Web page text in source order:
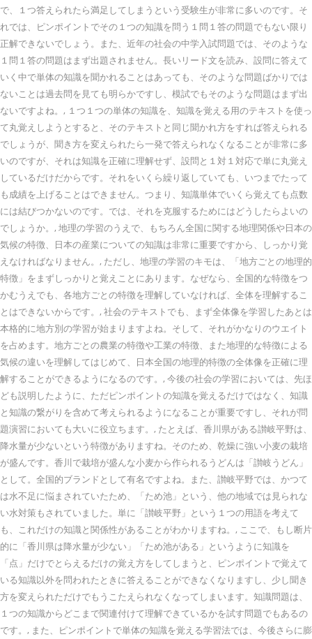
で、１つ答えられたら満足してしまうという受験生が非常に多いのです。そ
れでは、ピンポイントでその１つの知識を問う１問１答の問題でもない限り
正解できないでしょう。また、近年の社会の中学入試問題では、そのような
１問１答の問題はまず出題されません。長いリード文を読み、設問に答えて
いく中で単体の知識を聞かれることはあっても、そのような問題ばかりでは
ないことは過去問を見ても明らかですし、模試でもそのような問題はまず出
ないですよね。, １つ１つの単体の知識を、知識を覚える用のテキストを使っ
て丸覚えしようとすると、そのテキストと同じ聞かれ方をすれば答えられる
でしょうが、聞き方を変えられたら一発で答えられなくなることが非常に多
いのですが、それは知識を正確に理解せず、設問と１対１対応で単に丸覚え
しているだけだからです。それをいくら繰り返していても、いつまでたって
も成績を上げることはできません。つまり、知識単体でいくら覚えても点数
には結びつかないのです。では、それを克服するためにはどうしたらよいの
でしょうか。, 地理の学習のうえで、もちろん全国に関する地理関係や日本の
気候の特徴、日本の産業についての知識は非常に重要ですから、しっかり覚
えなければなりません。, ただし、地理の学習のキモは、「地方ごとの地理的
特徴」をまずしっかりと覚えことにあります。なぜなら、全国的な特徴をつ
かむうえでも、各地方ごとの特徴を理解していなければ、全体を理解するこ
とはできないからです。, 社会のテキストでも、まず全体像を学習したあとは
本格的に地方別の学習が始まりますよね。そして、それがかなりのウエイト
を占めます。地方ごとの農業の特徴や工業の特徴、また地理的な特徴による
気候の違いを理解してはじめて、日本全国の地理的特徴の全体像を正確に理
解することができるようになるのです。, 今後の社会の学習においては、先ほ
ども説明したように、ただピンポイントの知識を覚えるだけではなく、知識
と知識の繋がりを含めて考えられるようになることが重要ですし、それが問
題演習においても大いに役立ちます。, たとえば、香川県がある讃岐平野は、
降水量が少ないという特徴がありますね。そのため、乾燥に強い小麦の栽培
が盛んです。香川で栽培が盛んな小麦から作られるうどんは「讃岐うどん」
として。全国的ブランドとして有名ですよね。また、讃岐平野では、かつて
は水不足に悩まされていたため、「ため池」という、他の地域では見られな
い水対策もされていました。単に「讃岐平野」という１つの用語を考えて
も、これだけの知識と関係性があることがわかりますね。, ここで、もし断片
的に「香川県は降水量が少ない」「ため池がある」というように知識を
「点」だけでとらえるだけの覚え方をしてしまうと、ピンポイントで覚えて
いる知識以外を問われたときに答えることができなくなりますし、少し聞き
方を変えられただけでもうこたえられなくなってしまいます。知識問題は、
１つの知識からどこまで関連付けて理解できているかを試す問題でもあるの
です。, また、ピンポイントで単体の知識を覚える学習法では、今後さらに膨